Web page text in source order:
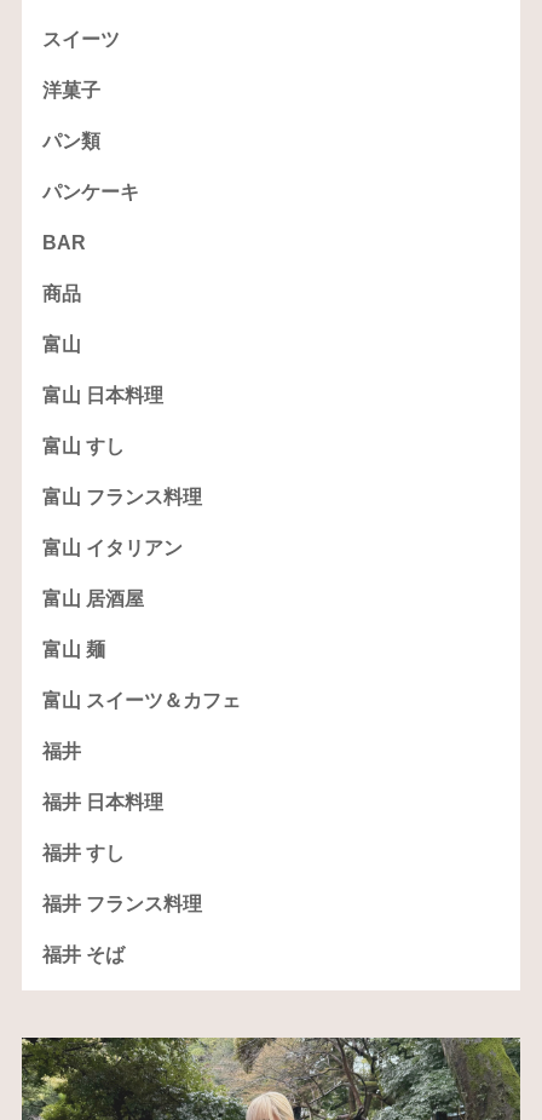
スイーツ
洋菓子
パン類
パンケーキ
BAR
商品
富山
富山 日本料理
富山 すし
富山 フランス料理
富山 イタリアン
富山 居酒屋
富山 麺
富山 スイーツ＆カフェ
福井
福井 日本料理
福井 すし
福井 フランス料理
福井 そば